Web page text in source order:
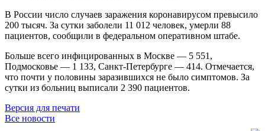
В России число случаев заражения коронавирусом превысило
200 тысяч. За сутки заболели 11 012 человек, умерли 88
пациентов, сообщили в федеральном оперативном штабе.
Больше всего инфицированных в Москве — 5 551,
Подмосковье — 1 133, Санкт-Петербурге — 414. Отмечается,
что почти у половины заразившихся не было симптомов. За
сутки из больниц выписали 2 390 пациентов.
Версия для печати
Все новости